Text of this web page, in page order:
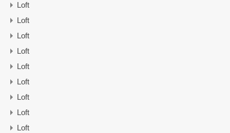
Loft
Loft
Loft
Loft
Loft
Loft
Loft
Loft
Loft